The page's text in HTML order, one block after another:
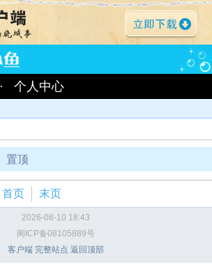
· 个人中心
置顶
首页 末页
2026-08-10 18:43
闽ICP备08105889号
客户端 完整站点 返回顶部